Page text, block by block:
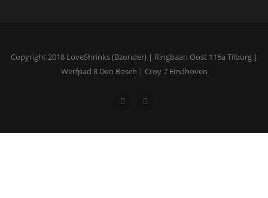
Copyright 2018 LoveShrinks (Bzonder) | Ringbaan Oost 116a Tilburg |
Werfpad 8 Den Bosch | Croy 7 Eindhoven